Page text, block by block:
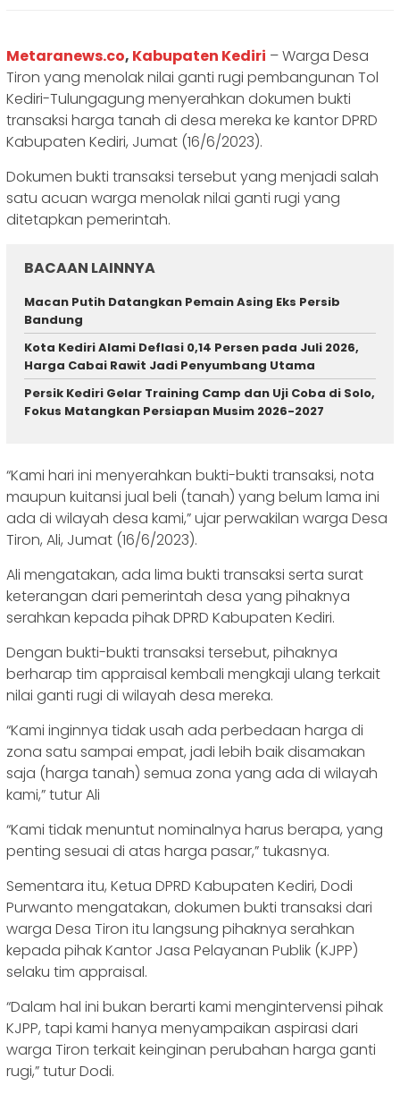
Metaranews.co, Kabupaten Kediri – Warga Desa
Tiron yang menolak nilai ganti rugi pembangunan Tol
Kediri-Tulungagung menyerahkan dokumen bukti
transaksi harga tanah di desa mereka ke kantor DPRD
Kabupaten Kediri, Jumat (16/6/2023).
Dokumen bukti transaksi tersebut yang menjadi salah
satu acuan warga menolak nilai ganti rugi yang
ditetapkan pemerintah.
BACAAN LAINNYA
Macan Putih Datangkan Pemain Asing Eks Persib
Bandung
Kota Kediri Alami Deflasi 0,14 Persen pada Juli 2026,
Harga Cabai Rawit Jadi Penyumbang Utama
Persik Kediri Gelar Training Camp dan Uji Coba di Solo,
Fokus Matangkan Persiapan Musim 2026-2027
“Kami hari ini menyerahkan bukti-bukti transaksi, nota
maupun kuitansi jual beli (tanah) yang belum lama ini
ada di wilayah desa kami,” ujar perwakilan warga Desa
Tiron, Ali, Jumat (16/6/2023).
Ali mengatakan, ada lima bukti transaksi serta surat
keterangan dari pemerintah desa yang pihaknya
serahkan kepada pihak DPRD Kabupaten Kediri.
Dengan bukti-bukti transaksi tersebut, pihaknya
berharap tim appraisal kembali mengkaji ulang terkait
nilai ganti rugi di wilayah desa mereka.
“Kami inginnya tidak usah ada perbedaan harga di
zona satu sampai empat, jadi lebih baik disamakan
saja (harga tanah) semua zona yang ada di wilayah
kami,” tutur Ali
“Kami tidak menuntut nominalnya harus berapa, yang
penting sesuai di atas harga pasar,” tukasnya.
Sementara itu, Ketua DPRD Kabupaten Kediri, Dodi
Purwanto mengatakan, dokumen bukti transaksi dari
warga Desa Tiron itu langsung pihaknya serahkan
kepada pihak Kantor Jasa Pelayanan Publik (KJPP)
selaku tim appraisal.
“Dalam hal ini bukan berarti kami mengintervensi pihak
KJPP, tapi kami hanya menyampaikan aspirasi dari
warga Tiron terkait keinginan perubahan harga ganti
rugi,” tutur Dodi.